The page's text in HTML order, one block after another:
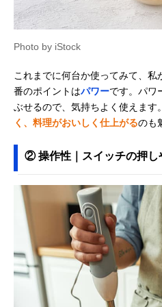
Photo by iStock
これまでに何台か使ってみて、
番のポイントはパワーです。パワ
ぶせるので、気持ちよく使えます。
く、料理がおいしく仕上がるのも
② 操作性｜スイッチの押し